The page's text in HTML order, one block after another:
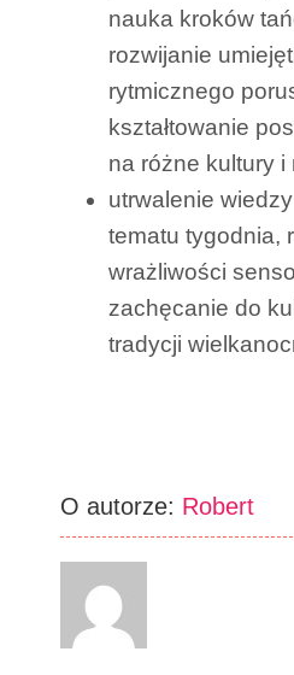
nauka kroków
rozwijanie
rytmicznego
kształtowanie
na różne kultury i
utrwalenie
tematu tygodnia,
wrażliwości
zachęcanie do
tradycji
O autorze: Robert